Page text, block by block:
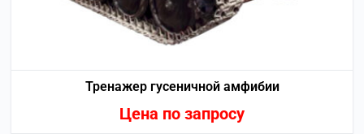
Тренажер гусеничной амфибии
Цена по запросу